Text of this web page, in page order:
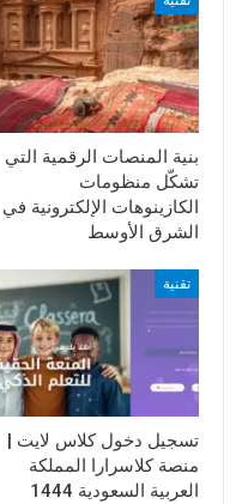
بنية المنصات الرقمية التي
تشكّل منظومات
الكازينوهات الإلكترونية في
الشرق الأوسط
تقنية
تسجيل دخول كلاس لايت |
منصة كلاسرارا المملكة
العربية السعودية 1444